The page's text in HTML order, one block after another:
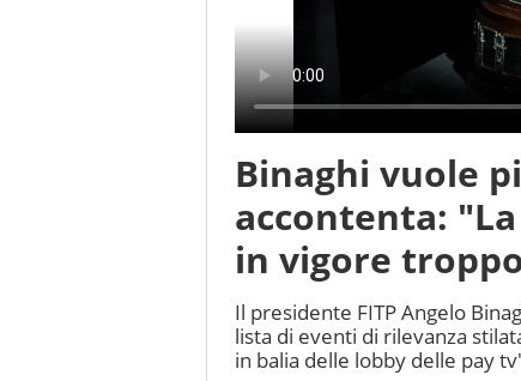
Binaghi vuole
accontenta:
in vigore
Il presidente FITP Angelo
lista di eventi di rilevanza
in balia delle lobby delle pay